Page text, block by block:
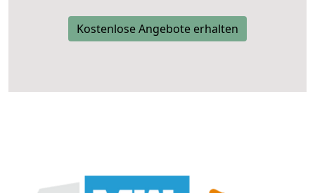
Kostenlose Angebote erhalten